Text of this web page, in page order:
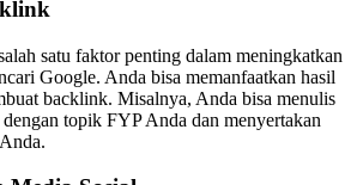
satu faktor penting dalam meningkatkan
Google. Anda bisa memanfaatkan hasil
backlink. Misalnya, Anda bisa menulis
topik FYP Anda dan menyertakan